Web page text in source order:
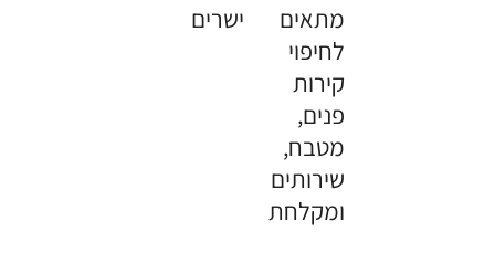
מתאים
לחיפוי
קירות
פנים,
מטבח,
שירותים
ומקלחת
ישרים